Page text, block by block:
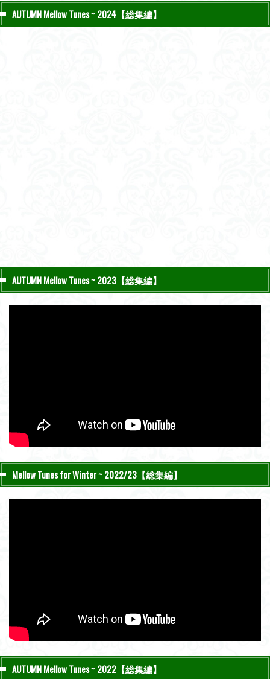
AUTUMN Mellow Tunes ~ 2024【総集編】
AUTUMN Mellow Tunes ~ 2023【総集編】
Mellow Tunes for Winter ~ 2022/23【総集編】
AUTUMN Mellow Tunes ~ 2022【総集編】